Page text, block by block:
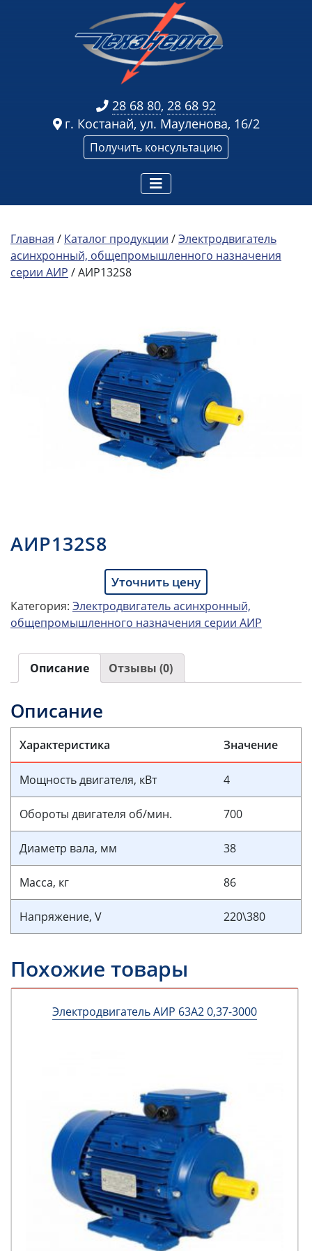
28 68 80, 28 68 92
г. Костанай, ул. Мауленова, 16/2
Получить консультацию
Главная / Каталог продукции /Электродвигатель
асинхронный, общепромышленного назначения
серии АИР / АИР132S8
АИР132S8
Уточнить цену
Категория: Электродвигатель асинхронный,
общепромышленного назначения серии АИР
Описание Отзывы (0)
Описание
Характеристика Значение
Мощность двигателя, кВт 4
Обороты двигателя об/мин. 700
Диаметр вала, мм 38
Масса, кг 86
Напряжение, V 220\380
Похожие товары
Электродвигатель АИР 63А2 0,37-3000